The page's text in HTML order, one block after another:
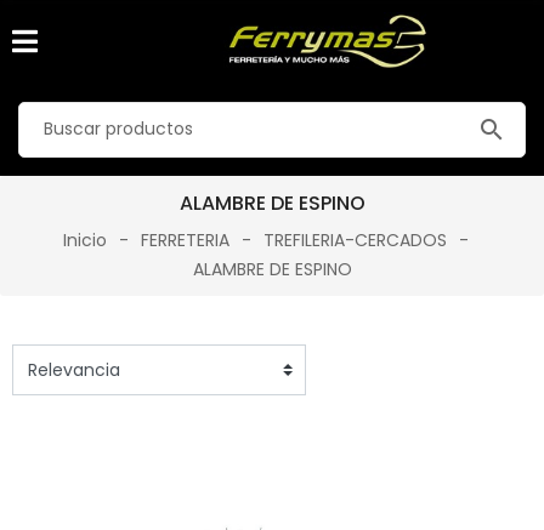
search
ALAMBRE DE ESPINO
Inicio FERRETERIA
TREFILERIA-CERCADOS
ALAMBRE DE ESPINO